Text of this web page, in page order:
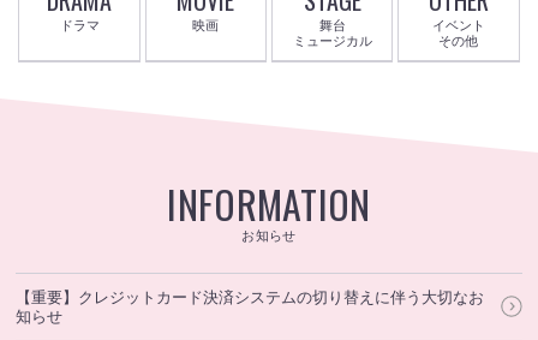
ドラマ 映画
舞台
ミュージカル
イベント
その他
INFORMATION
お知らせ
【重要】クレジットカード決済システムの切り替えに伴う大切なお
知らせ